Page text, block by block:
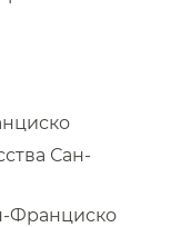
Сан-
Франциско